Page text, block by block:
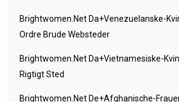
Brightwomen.net Da+venezuelanske-
Ordre Brude Websteder
Brightwomen.net Da+vietnamesiske-
Rigtigt Sted
Brightwomen.net De+afghanische-